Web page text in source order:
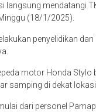
langsung mendatangi
(18/1/2025).
penyelidikan
motor Honda
samping di dekat
dari personel